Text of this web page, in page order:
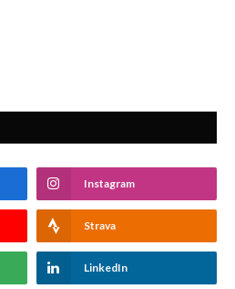
Instagram
Strava
LinkedIn